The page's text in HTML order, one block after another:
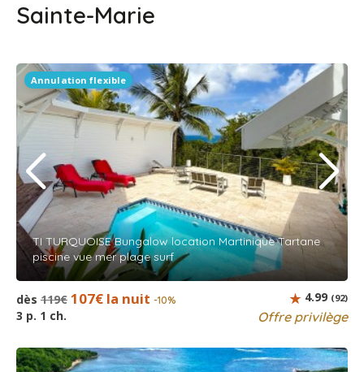
Sainte-Marie
Annulation flexible
TI TURQUOISE Bungalow location Martinique Tartane
piscine vue mer plage surf
dès 119€ 107€ la nuit -10%
3 p. 1 ch. Offre privilège
4.99 (92)